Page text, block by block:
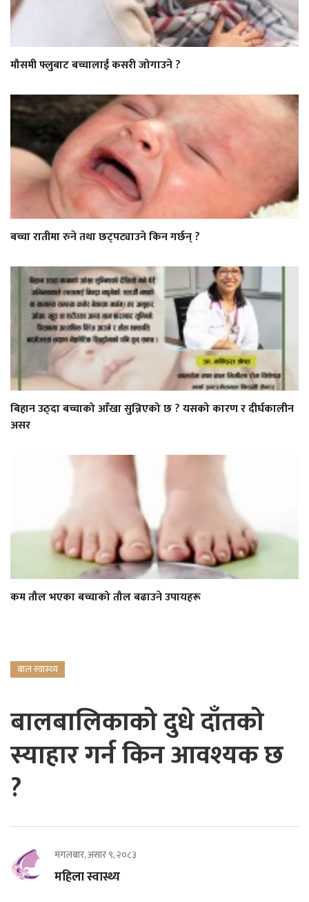
मौसमी फ्लुबाट बच्चालाई कसरी जोगाउने ?
बच्चा रातीमा रुने तथा छट्पट्याउने किन गर्छन् ?
बिहान उठ्दा बच्चाको आँखा सुन्निएको छ ? यसको कारण र दीर्घकालीन
असर
कम तौल भएका बच्चाको तौल बढाउने उपायहरू
बाल स्वास्थ्य
बालबालिकाको दुधे दाँतको
स्याहार गर्न किन आवश्यक छ
?
मंगलबार, असार ९, २०८३
महिला स्वास्थ्य